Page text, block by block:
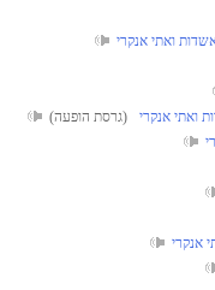
ואתי אנקרי
ואתי אנקרי (גרסת הופעה)
אנקרי